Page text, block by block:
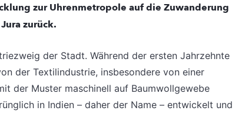
zur Uhrenmetropole auf die Zuwanderung
zurück.
der Stadt. Während der ersten Jahrzehnte
der Textilindustrie, insbesondere von einer
der Muster maschinell auf Baumwollgewebe
in Indien – daher der Name – entwickelt und